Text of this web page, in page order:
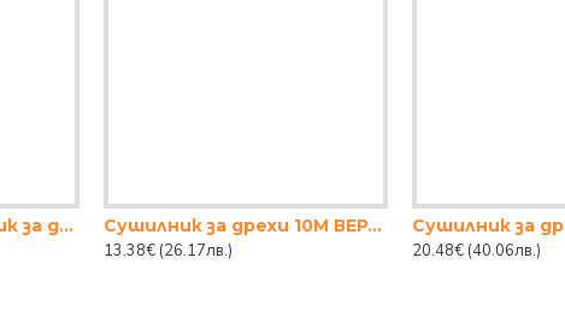
Вертикален сушилник за дрехи НОВЕЛА 11М.
Сушилник за дрехи 10М ВЕРТИКАЛЕН
13.38€ (26.17лв.)
20.48€ (40.06лв.)